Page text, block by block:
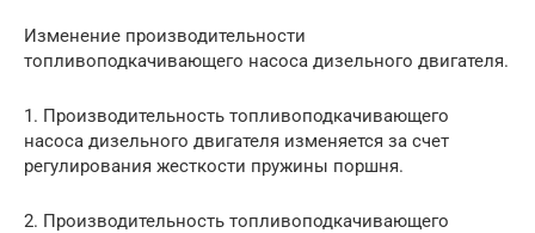
Изменение производительности
топливоподкачивающего насоса дизельного двигателя.
1. Производительность топливоподкачивающего
насоса дизельного двигателя изменяется за счет
регулирования жесткости пружины поршня.
2. Производительность топливоподкачивающего